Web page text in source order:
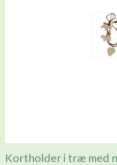
Kortholder i træ med